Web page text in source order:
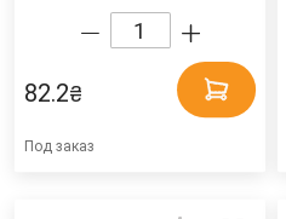
82.2₴
Под заказ